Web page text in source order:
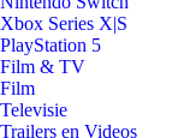
Xbox Series X|S
PlayStation 5
Film & TV
Film
Televisie
Trailers en Videos